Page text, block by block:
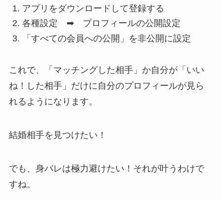
アプリをダウンロードして登録する
各種設定 ➡ プロフィールの公開設定
「すべての会員への公開」を非公開に設定
これで、「マッチングした相手」か自分が「いい
ね！した相手」だけに自分のプロフィールが見ら
れるようになります。
結婚相手を見つけたい！
でも、 身バレは極力避けたい！ それが叶うわけで
すね。